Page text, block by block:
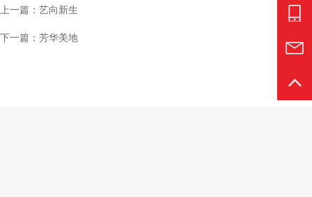
邮箱
返回
上一篇：艺向新生
下一篇：芳华美地